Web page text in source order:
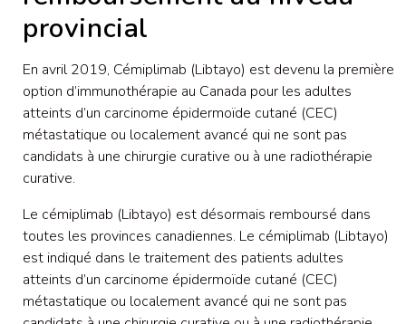
provincial
En avril 2019, Cémiplimab (Libtayo) est devenu la première
option d’immunothérapie au Canada pour les adultes
atteints d’un carcinome épidermoïde cutané (CEC)
métastatique ou localement avancé qui ne sont pas
candidats à une chirurgie curative ou à une radiothérapie
curative.
Le cémiplimab (Libtayo) est désormais remboursé dans
toutes les provinces canadiennes. Le cémiplimab (Libtayo)
est indiqué dans le traitement des patients adultes
atteints d’un carcinome épidermoïde cutané (CEC)
métastatique ou localement avancé qui ne sont pas